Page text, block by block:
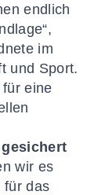
endlich
im
und Sport.
eine
wir es
für das